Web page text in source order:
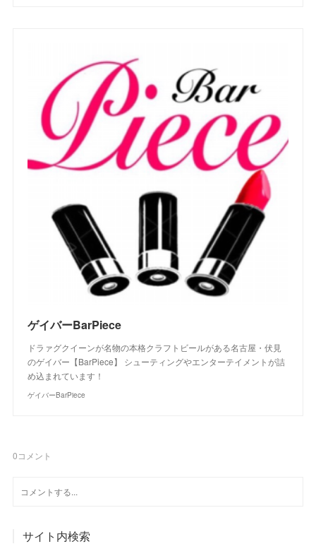
ゲイバーBarPiece
ドラァグクイーンが名物の本格クラフトビールがある名古屋・伏見
のゲイバー【BarPiece】 シューティングやエンターテイメントが詰
め込まれています！
ゲイバーBarPiece
0コメント
サイト内検索